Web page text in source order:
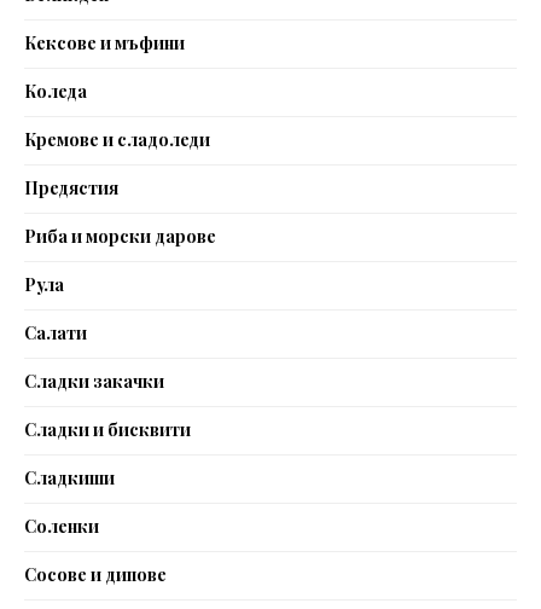
Кексове и мъфини
Коледа
Кремове и сладоледи
Предястия
Риба и морски дарове
Рула
Салати
Сладки закачки
Сладки и бисквити
Сладкиши
Соленки
Сосове и дипове